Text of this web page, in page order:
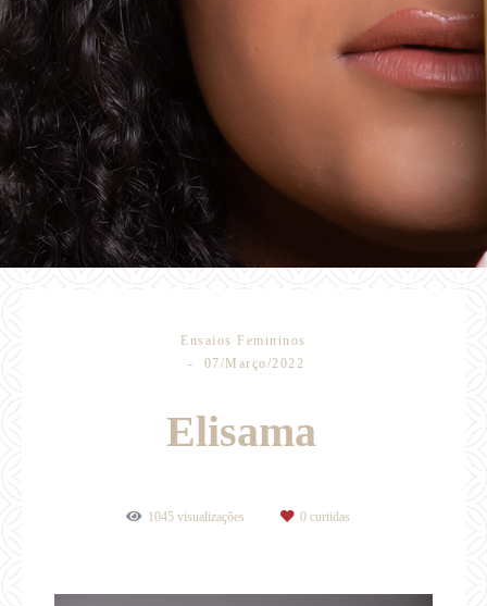
Ensaios Femininos
07/Março/2022
Elisama
1045 visualizações 0 curtidas